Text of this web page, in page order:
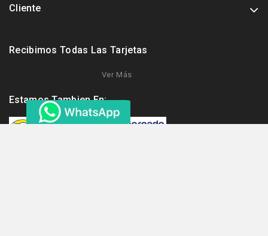
Cliente
Recibimos Todas Las Tarjetas
Ver Más
Estamos Tambien En: